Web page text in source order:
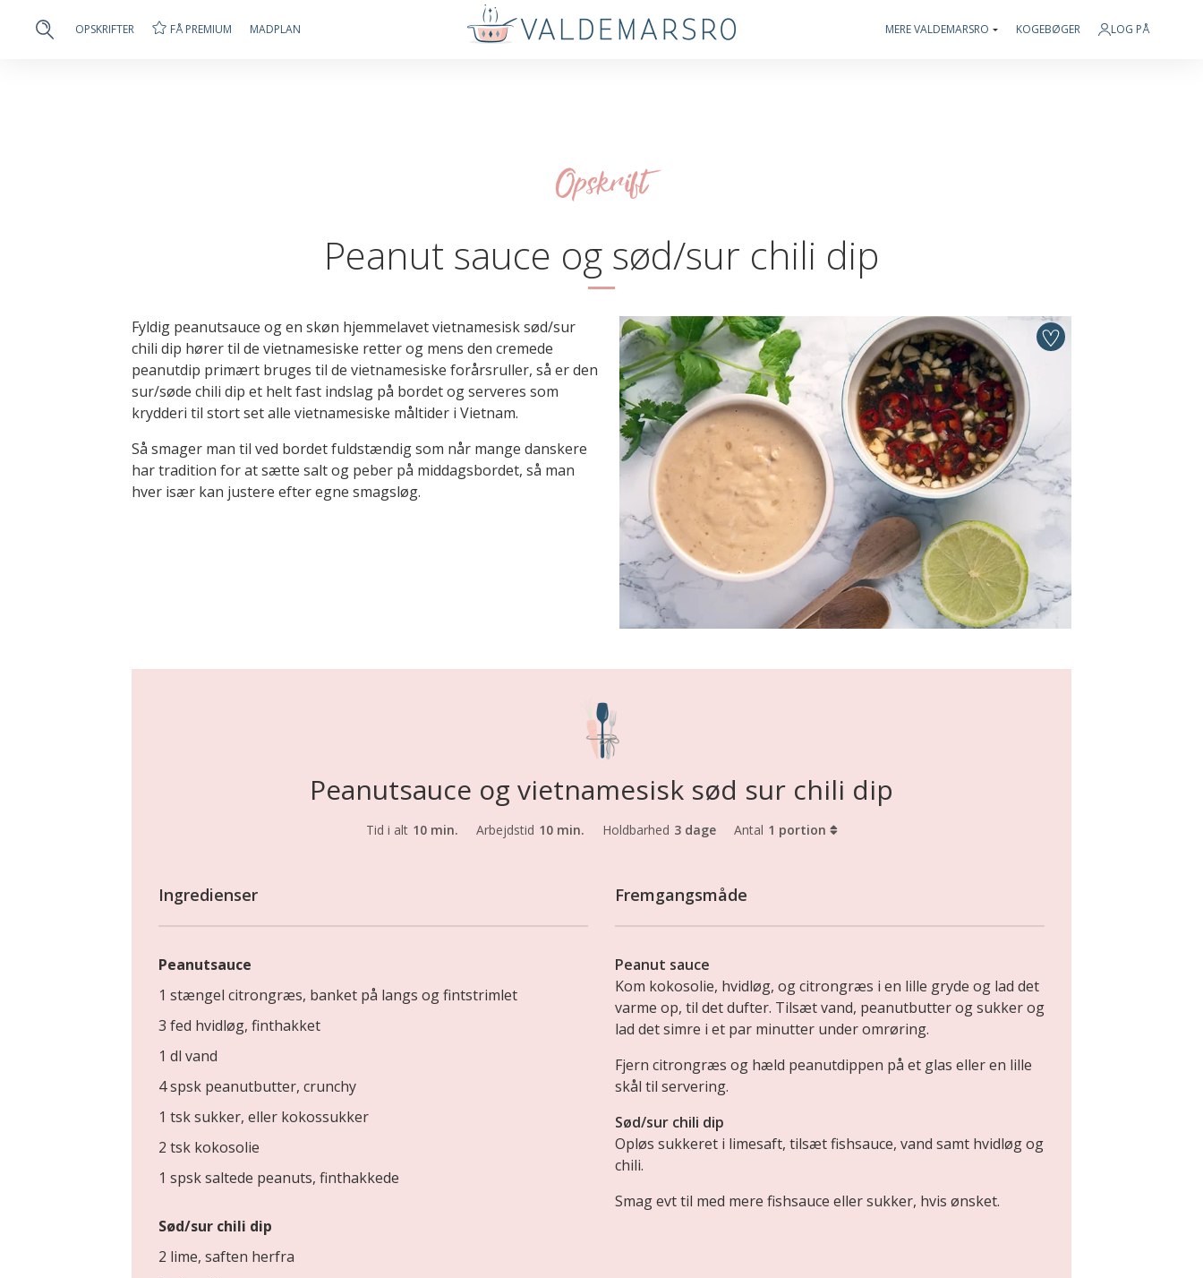
OPSKRIFTER FÅ PREMIUM MADPLAN MERE VALDEMARSRO KOGEBØGER LOG PÅ
Opskrift
Peanut sauce og sød/sur chili dip
Fyldig peanutsauce og en skøn hjemmelavet vietnamesisk sød/sur
chili dip hører til de vietnamesiske retter og mens den cremede
peanutdip primært bruges til de vietnamesiske forårsruller, så er den
sur/søde chili dip et helt fast indslag på bordet og serveres som
krydderi til stort set alle vietnamesiske måltider i Vietnam.
Så smager man til ved bordet fuldstændig som når mange danskere
har tradition for at sætte salt og peber på middagsbordet, så man
hver især kan justere efter egne smagsløg.
Peanutsauce og vietnamesisk sød sur chili dip
Tid i alt 10 min. Arbejdstid 10 min. Holdbarhed 3 dage Antal 1 portion
Ingredienser
Peanutsauce
1 stængel citrongræs, banket på langs og fintstrimlet
3 fed hvidløg, finthakket
1 dl vand
4 spsk peanutbutter, crunchy
1 tsk sukker, eller kokossukker
2 tsk kokosolie
1 spsk saltede peanuts, finthakkede
Sød/sur chili dip
2 lime, saften herfra
Fremgangsmåde
Peanut sauce
Kom kokosolie, hvidløg, og citrongræs i en lille gryde og lad det
varme op, til det dufter. Tilsæt vand, peanutbutter og sukker og
lad det simre i et par minutter under omrøring.
Fjern citrongræs og hæld peanutdippen på et glas eller en lille
skål til servering.
Sød/sur chili dip
Opløs sukkeret i limesaft, tilsæt fishsauce, vand samt hvidløg og
chili.
Smag evt til med mere fishsauce eller sukker, hvis ønsket.